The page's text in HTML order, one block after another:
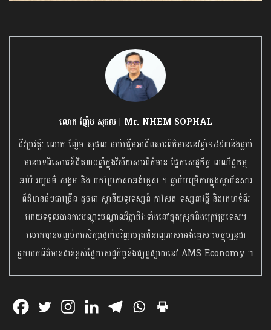
លោក ញ៉ែម សុផល | Mr. NHEM SOPHAL
ជីវប្រវត្តិ: លោក ញ៉ែម សុផល ចាប់ផ្តើមអាជីពសារព័ត៌មាននៅឆ្នាំ១៩៩៣និងធ្លាប់
មានបទពិសោធន៍ជិត៣០ឆ្នាំក្នុងវិស័យសារព័ត៌មាន ផ្នែកសេដ្ឋកិច្ច ពាណិជ្ជកម្ម
អប់រំ វប្បធម៌ សង្គម និង បកប្រែភាសាអង់គ្លេស ។ ធ្លាប់បម្រើការក្នុងស្ថាប័នសារ
ព័ត៌មានធំៗជាច្រើន ដូចជា ស្ថានីយទូរទស្សន៍ កាសែត ទស្សនាវដ្តី និងគេហទំព័រ
ដោយទទួលបានការបណ្តុះបណ្តាលវិជ្ជាជីវៈទាំងនៅក្នុងស្រុកនិងក្រៅប្រទេស។
លោកបានបញ្ចប់ការសិក្សាថ្នាក់បរិញ្ញាបត្រជំនាញភាសាអង់គ្លេស។បច្ចុប្បន្នជា
អ្នកយកព័ត៌មានជាន់ខ្ពស់ផ្នែកសេដ្ឋកិច្ចនិង​ផ្សព្វផ្សាយនៅ AMS Economy ៕